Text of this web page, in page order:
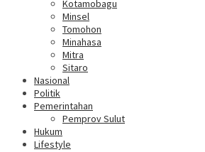
Kotamobagu
Minsel
Tomohon
Minahasa
Mitra
Sitaro
Nasional
Politik
Pemerintahan
Pemprov Sulut
Hukum
Lifestyle